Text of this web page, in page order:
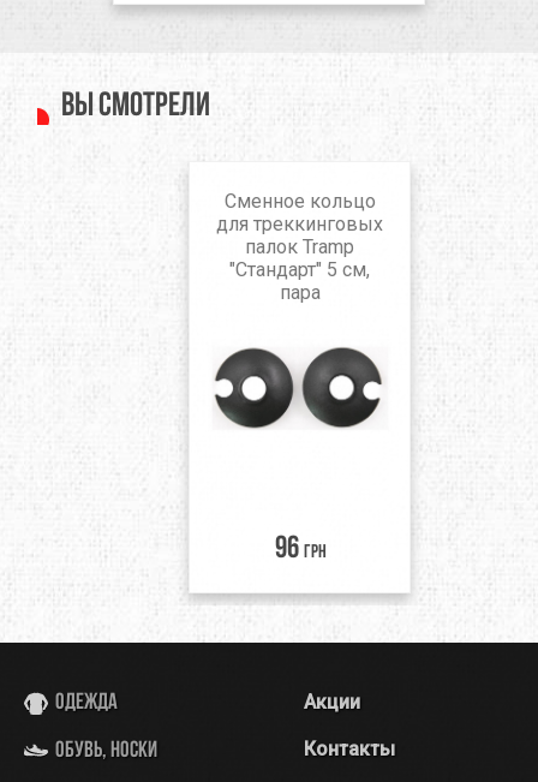
Вы смотрели
Сменное кольцо
для треккинговых
палок Tramp
"Стандарт" 5 см,
пара
96 грн
Одежда
Обувь, носки
Акции
Контакты